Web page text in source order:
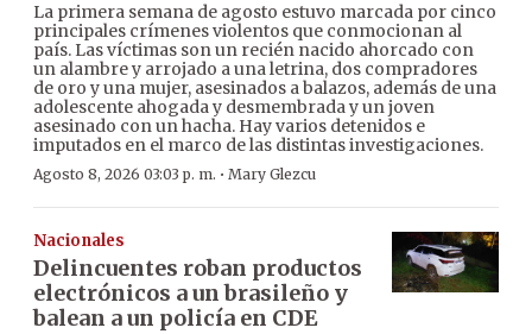
La primera semana de agosto estuvo marcada por cinco
principales crímenes violentos que conmocionan al
país. Las víctimas son un recién nacido ahorcado con
un alambre y arrojado a una letrina, dos compradores
de oro y una mujer, asesinados a balazos, además de una
adolescente ahogada y desmembrada y un joven
asesinado con un hacha. Hay varios detenidos e
imputados en el marco de las distintas investigaciones.
Agosto 8, 2026 03:03 p. m. · Mary Glezcu
Nacionales
Delincuentes roban productos
electrónicos a un brasileño y
balean a un policía en CDE